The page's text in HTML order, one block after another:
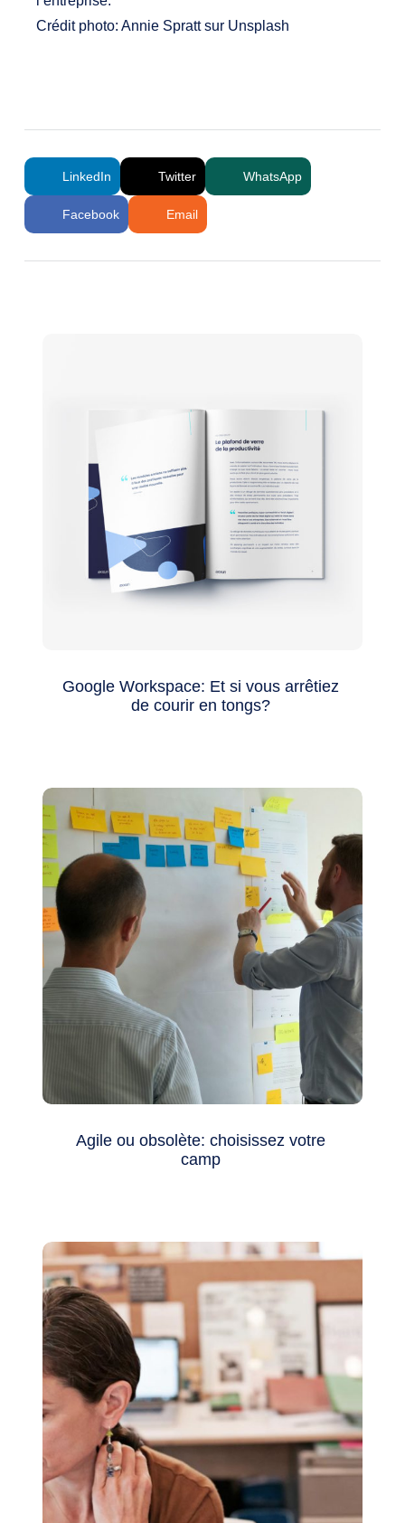
Crédit photo: Annie Spratt sur Unsplash
LinkedIn Twitter WhatsApp
Facebook Email
Google Workspace: Et si vous arrêtiez
de courir en tongs?
Agile ou obsolète: choisissez votre
camp